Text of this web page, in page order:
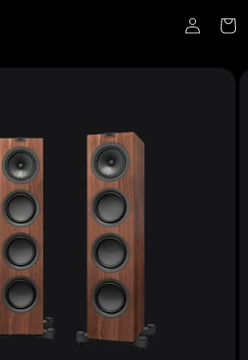
Iniciar
sesión
Carrito